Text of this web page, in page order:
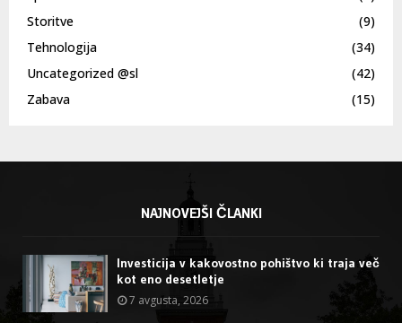
Storitve
(9)
Tehnologija
(34)
Uncategorized @sl
(42)
Zabava
(15)
NAJNOVEJŠI ČLANKI
Investicija v kakovostno pohištvo ki traja več
kot eno desetletje
7 avgusta, 2026